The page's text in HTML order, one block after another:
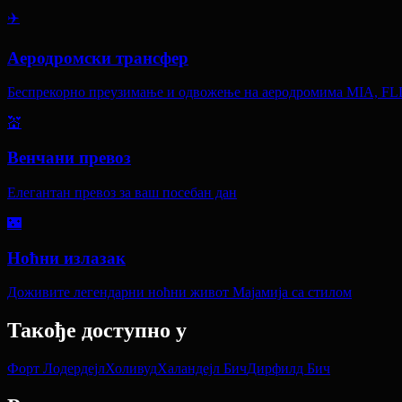
✈️
Аеродромски трансфер
Беспрекорно преузимање и одвожење на аеродромима MIA,
💒
Венчани превоз
Елегантан превоз за ваш посебан дан
🌃
Ноћни излазак
Доживите легендарни ноћни живот Мајамија са стилом
Такође доступно у
Форт ЛодердејлХоливудХаландејл БичДирфилд Бич